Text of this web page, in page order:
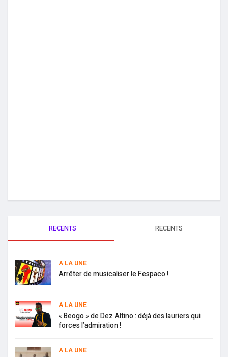
RECENTS RECENTS
A LA UNE
Arrêter de musicaliser le Fespaco !
A LA UNE
« Beogo » de Dez Altino : déjà des lauriers qui
forces l’admiration !
A LA UNE